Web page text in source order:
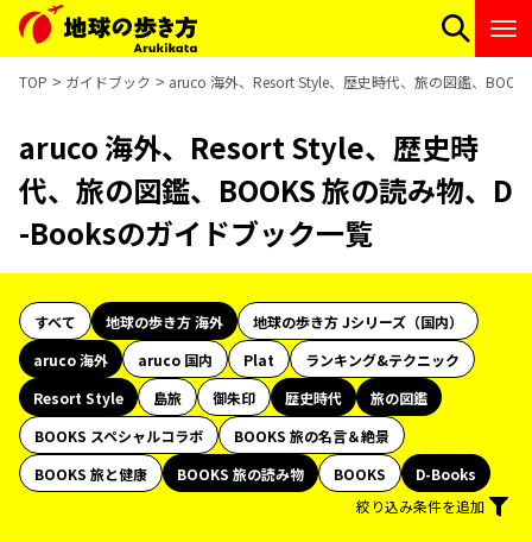
TOP ガイドブック aruco 海外、Resort Style、歴史時代、旅の図鑑、
aruco 海外、Resort Style、歴史時
代、旅の図鑑、BOOKS 旅の読み物、D
-Booksのガイドブック一覧
すべて 地球の歩き方 海外
地球の歩き方 Jシリーズ（国内）
aruco 海外
aruco 国内 Plat
ランキング&テクニック
Resort Style
島旅 御朱印 歴史時代
旅の図鑑
BOOKS スペシャルコラボ
BOOKS 旅の名言＆絶景
BOOKS 旅と健康
BOOKS 旅の読み物 BOOKS
D-Books
絞り込み条件を追加